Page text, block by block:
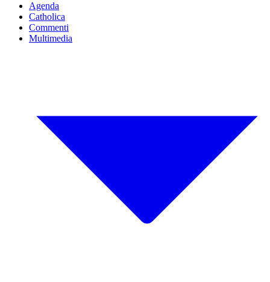
Agenda
Catholica
Commenti
Multimedia